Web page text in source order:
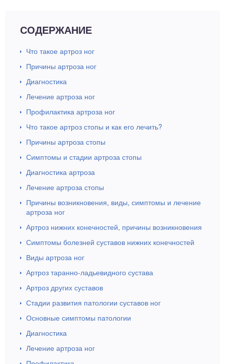
СОДЕРЖАНИЕ
Что такое артроз ног
Причины артроза ног
Диагностика
Лечение артроза ног
Профилактика артроза ног
Что такое артроз стопы и как его лечить?
Причины артроза стопы
Симптомы и стадии артроза стопы
Диагностика артроза
Лечение артроза стопы
Причины возникновения, виды, симптомы и лечение
артроза ног
Артроз нижних конечностей, причины возникновения
Симптомы болезней суставов нижних конечностей
Виды артроза ног
Артроз таранно-ладьевидного сустава
Артроз других суставов
Стадии развития патологии суставов ног
Основные симптомы патологии
Диагностика
Лечение артроза ног